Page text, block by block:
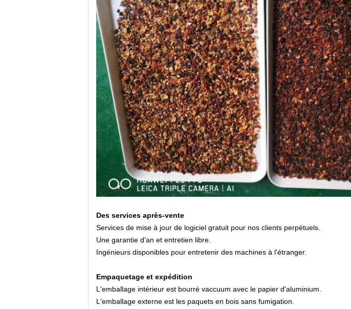
Des services après-vente
Services de mise à jour de logiciel gratuit pour nos clients perpétuels.
Une garantie d'an et entretien libre.
Ingénieurs disponibles pour entretenir des machines à l'étranger.
Empaquetage et expédition
L'emballage intérieur est bourré vaccuum avec le papier d'aluminium.
L'emballage externe est les paquets en bois sans fumigation.